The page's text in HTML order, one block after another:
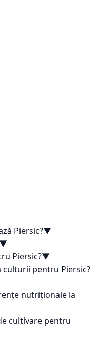
Piersic?▼
Piersic?▼
culturii pentru Piersic?
nutriționale la
cultivare pentru